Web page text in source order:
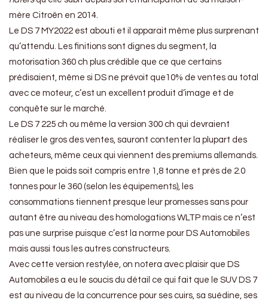
mère Citroën en 2014.
Le DS 7 MY2022 est abouti et il apparait même plus surprenant
qu’attendu. Les finitions sont dignes du segment, la
motorisation 360 ch plus crédible que ce que certains
prédisaient, même si DS ne prévoit que10% de ventes au total
avec ce moteur, c’est un excellent produit d’image et de
conquête sur le marché.
Le DS 7 225 ch ou même la version 300 ch qui devraient
réaliser le gros des ventes, sauront contenter la plupart des
acheteurs, même ceux qui viennent des premiums allemands.
Bien que le poids soit compris entre 1,8 tonne et près de 2.0
tonnes pour le 360 (selon les équipements), les
consommations tiennent presque leur promesses sans pour
autant être au niveau des homologations WLTP mais ce n’est
pas une surprise puisque c’est la norme pour DS Automobiles
mais aussi tous les autres constructeurs.
Avec cette version restylée, on notera avec plaisir que DS
Automobiles a eu le soucis du détail ce qui fait que le SUV DS 7
est au niveau de la concurrence pour ses cuirs, sa suédine, ses